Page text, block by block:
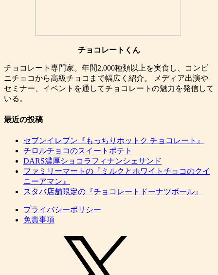
チョコレートくん
チョコレート専門家。年間2,000種類以上を実食し、コンビ
ニチョコから高級チョコまで幅広く紹介。 メディア出演や
セミナー、イベントを通してチョコレートの魅力を発信して
いる。
最近の投稿
セブンイレブン『もっちりホットク チョコレート』
チロルチョコのスイートポテト
DARS濃厚ショコラフィナンシェサンド
ファミリーマートの『ミルクとホワイトチョコのクイ
ニーアマン』
スタバ店舗限定の『チョコレートドーナツボール』
プライバシーポリシー
免責事項